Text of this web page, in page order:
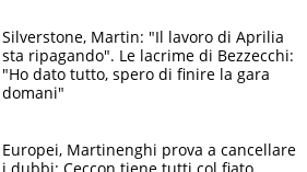
Silverstone, Martin: "Il lavoro di Aprilia
sta ripagando". Le lacrime di Bezzecchi:
"Ho dato tutto, spero di finire la gara
domani"
Europei, Martinenghi prova a cancellare
i dubbi: Ceccon tiene tutti col fiato